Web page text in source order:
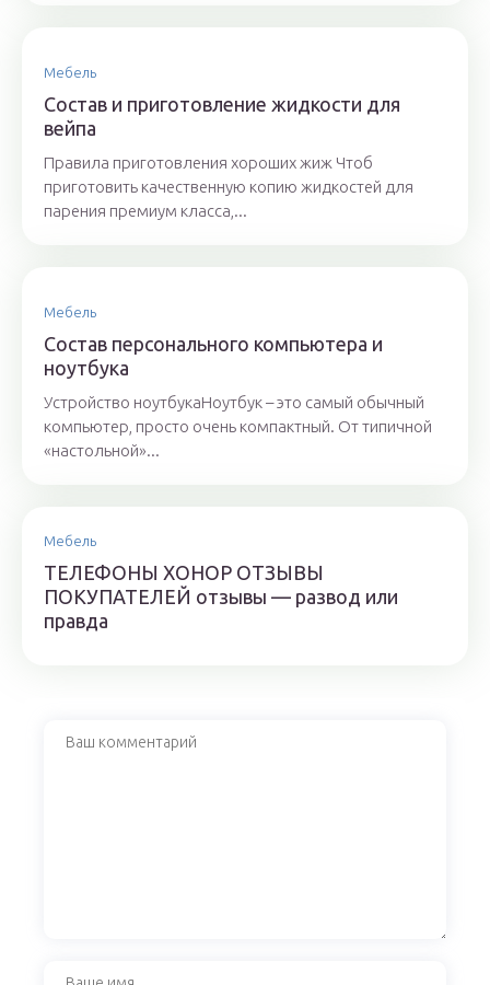
Мебель
Состав и приготовление жидкости для
вейпа
Правила приготовления хороших жиж Чтоб
приготовить качественную копию жидкостей для
парения премиум класса,...
Мебель
Состав персонального компьютера и
ноутбука
Устройство ноутбукаНоутбук – это самый обычный
компьютер, просто очень компактный. От типичной
«настольной»...
Мебель
ТЕЛЕФОНЫ ХОНОР ОТЗЫВЫ
ПОКУПАТЕЛЕЙ отзывы — развод или
правда